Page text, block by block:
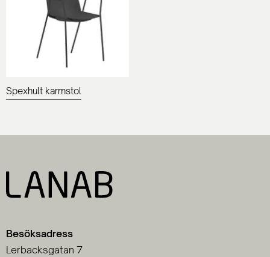
Spexhult karmstol
Besöksadress
Lerbacksgatan 7